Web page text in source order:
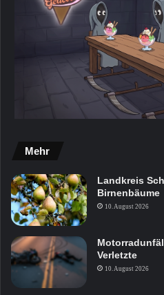
Mehr
Landkreis
Birnenbäume
10. August 2026
Verletzte
10. August 2026